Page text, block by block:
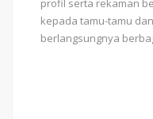
profil serta rekaman
kepada tamu-tamu
berlangsungnya